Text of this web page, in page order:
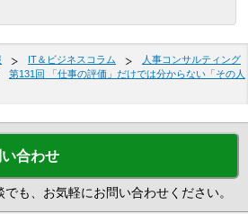
IT＆ビジネスコラム
人事コンサルティング
第131回 「仕事の評価」だけでは分からない「その人
合わせ
も、お気軽にお問い合わせください。